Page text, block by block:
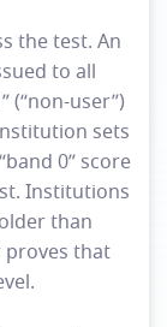
the test. An
to all
(“non-user”)
sets
0” score
Institutions
than
proves that